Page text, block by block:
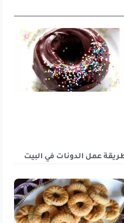
عمل الدونات في البيت